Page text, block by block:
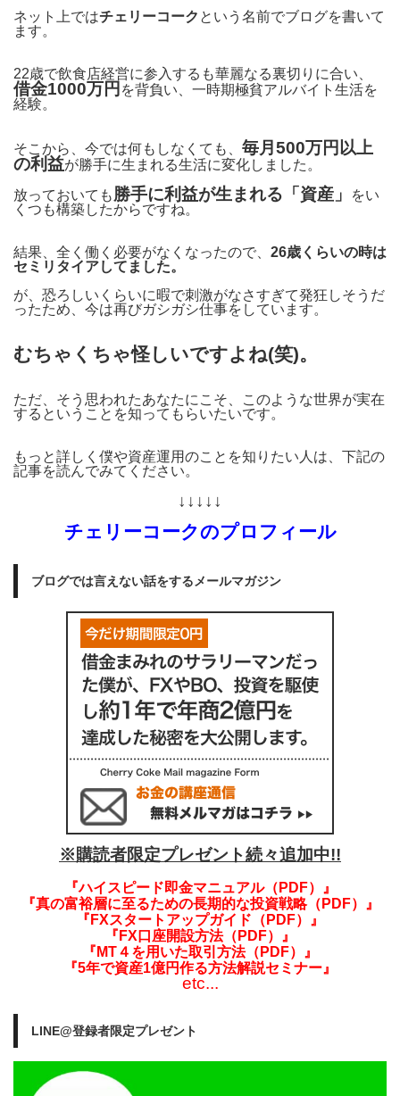
ネット上ではチェリーコーク という名前でブログを書いて
ます。
22歳で飲食店経営に参入するも華麗なる裏切りに合い、
借金1000万円 を背負い、一時期極貧アルバイト生活を
経験。
そこから、今では何もしなくても、 毎月500万円以上
の利益が勝手に生まれる生活に変化しました。
放っておいても 勝手に利益が生まれる「資産」
をい
くつも構築したからですね。
結果、全く働く必要がなくなったので、 26歳くらいの時は
セミリタイアしてました。
が、恐ろしいくらいに暇で刺激がなさすぎて発狂しそうだ
ったため、今は再びガシガシ仕事をしています。
むちゃくちゃ怪しいですよね(笑)。
ただ、そう思われたあなたにこそ、このような世界が実在
するということを知ってもらいたいです。
もっと詳しく僕や資産運用のことを知りたい人は、下記の
記事を読んでみてください。
↓↓↓↓↓
チェリーコークのプロフィール
ブログでは言えない話をするメールマガジン
※購読者限定プレゼント続々追加中!!
『ハイスピード即金マニュアル（PDF）』
『真の富裕層に至るための長期的な投資戦略（PDF）』
『FXスタートアップガイド（PDF）』
『FX口座開設方法（PDF）』
『MT４を用いた取引方法（PDF）』
『5年で資産1億円作る方法解説セミナー』
etc...
LINE@登録者限定プレゼント